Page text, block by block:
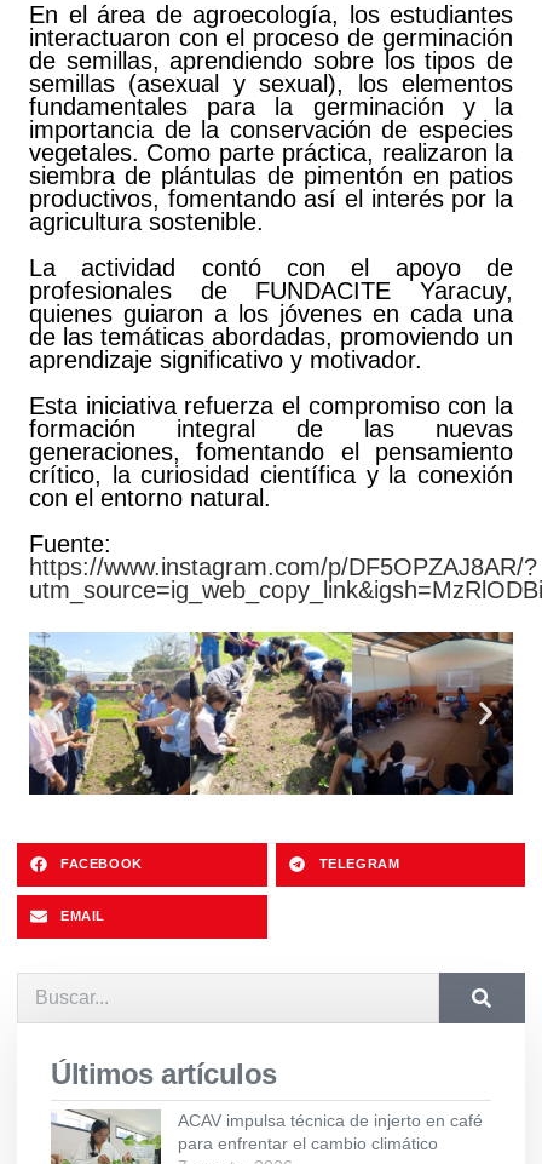
En el área de agroecología, los estudiantes
interactuaron con el proceso de germinación
de semillas, aprendiendo sobre los tipos de
semillas (asexual y sexual), los elementos
fundamentales para la germinación y la
importancia de la conservación de especies
vegetales. Como parte práctica, realizaron la
siembra de plántulas de pimentón en patios
productivos, fomentando así el interés por la
agricultura sostenible.
La actividad contó con el apoyo de
profesionales de FUNDACITE Yaracuy,
quienes guiaron a los jóvenes en cada una
de las temáticas abordadas, promoviendo un
aprendizaje significativo y motivador.
Esta iniciativa refuerza el compromiso con la
formación integral de las nuevas
generaciones, fomentando el pensamiento
crítico, la curiosidad científica y la conexión
con el entorno natural.
Fuente:
https://www.instagram.com/p/DF5OPZAJ8AR/?
FACEBOOK TELEGRAM
EMAIL
Últimos artículos
ACAV impulsa técnica de injerto en café
para enfrentar el cambio climático